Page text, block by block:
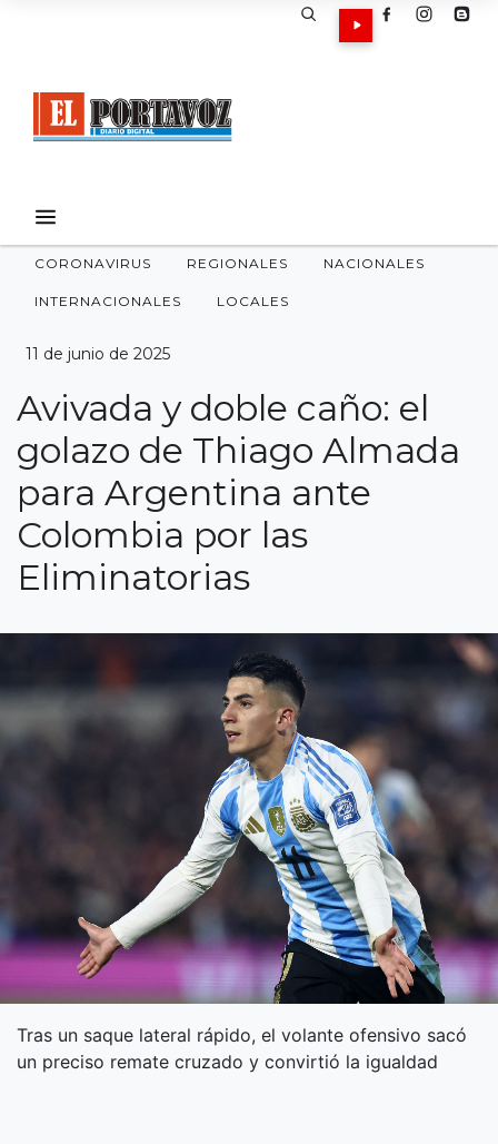
CORONAVIRUS REGIONALES NACIONALES
INTERNACIONALES LOCALES
11 de junio de 2025
Avivada y doble caño: el
golazo de Thiago Almada
para Argentina ante
Colombia por las
Eliminatorias
Tras un saque lateral rápido, el volante ofensivo sacó
un preciso remate cruzado y convirtió la igualdad